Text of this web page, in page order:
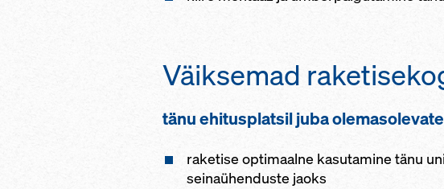
Väiksemad
tänu ehitusplatsil juba
raketise optimaalne kasutamine tänu
seinaühenduste jaoks